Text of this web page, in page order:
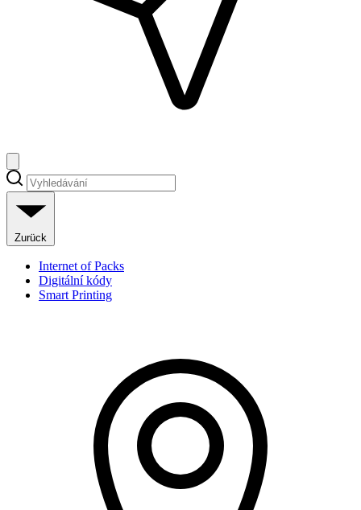
Zurück
Internet of Packs
Digitální kódy
Smart Printing